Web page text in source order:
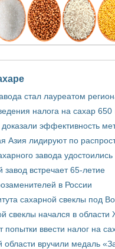
стал лауреатом
налога на сахар
эффективность
лидируют по
завода удостоились
завод встречает 65-летие
в России
сахарной свеклы под
свеклы начался в области
ввести налог на
области вручили медаль